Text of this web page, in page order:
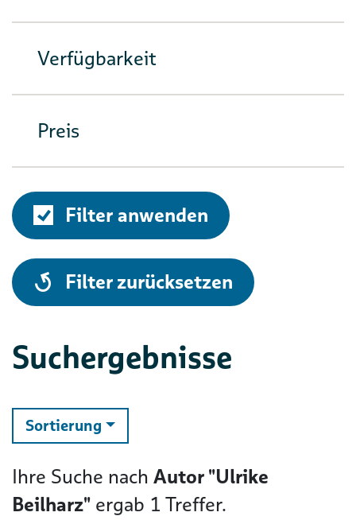
Verfügbarkeit
Preis
Filter anwenden
alle
Filter zurücksetzen
Suchergebnisse
Sortierung ändern
Ihre Suche nach Autor "Ulrike
Beilharz" ergab 1 Treffer.